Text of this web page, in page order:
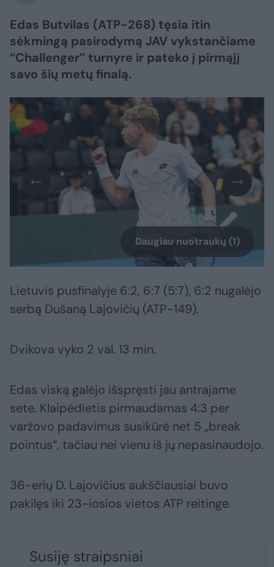
Edas Butvilas (ATP-268) tęsia itin
sėkmingą pasirodymą JAV vykstančiame
“Challenger” turnyre ir pateko į pirmąjį
savo šių metų finalą.
Daugiau nuotraukų (1)
Lietuvis pusfinalyje 6:2, 6:7 (5:7), 6:2 nugalėjo
serbą Dušaną Lajovičių (ATP-149).
Dvikova vyko 2 val. 13 min.
Edas viską galėjo išspręsti jau antrajame
sete. Klaipėdietis pirmaudamas 4:3 per
varžovo padavimus susikūrė net 5 „break
pointus“, tačiau nei vienu iš jų nepasinaudojo.
36-erių D. Lajovičius aukščiausiai buvo
pakilęs iki 23-iosios vietos ATP reitinge.
Susiję straipsniai